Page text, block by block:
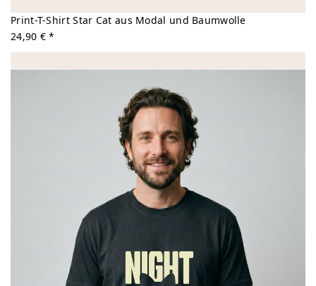
Print-T-Shirt Star Cat aus Modal und Baumwolle
24,90 € *